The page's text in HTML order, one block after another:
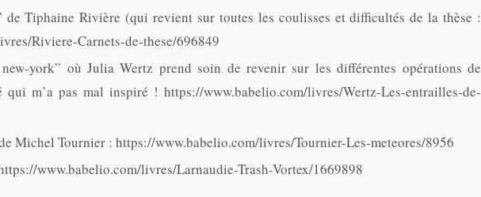
de Tiphaine Rivière (qui revient sur toutes les coulisses et difficultés de la thèse :
Riviere-Carnets-de-these/696849
york” où Julia Wertz prend soin de revenir sur les différentes opérations de
qui m’a pas mal inspiré ! https://www.babelio.com/livres/Wertz-Les-entrailles-de-
Michel Tournier : https://www.babelio.com/livres/Tournier-Les-meteores/8956
www.babelio.com/livres/Larnaudie-Trash-Vortex/1669898